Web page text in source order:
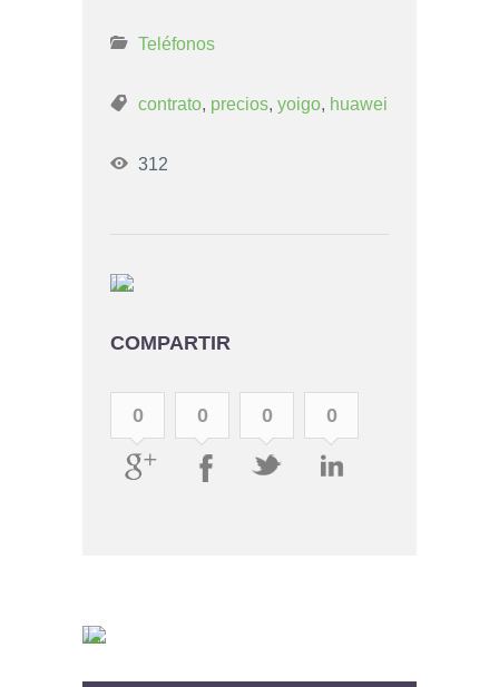
Teléfonos
contrato, precios, yoigo, huawei
312
COMPARTIR
0 0 0 0